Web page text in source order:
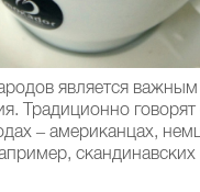
является
Традиционно говорят
– американцах,
скандинавских